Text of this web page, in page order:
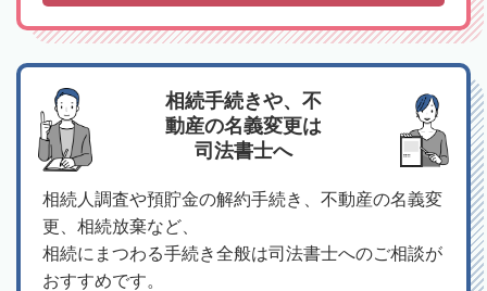
相続手続きや、不
動産の名義変更は
司法書士へ
相続人調査や預貯金の解約手続き、不動産の名義変
更、相続放棄など、
相続にまつわる手続き全般は司法書士へのご相談が
おすすめです。